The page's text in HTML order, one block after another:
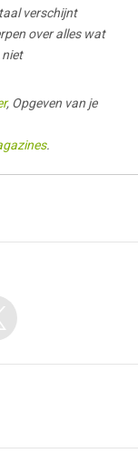
verschijnt
over alles wat
niet
, Opgeven van je
.